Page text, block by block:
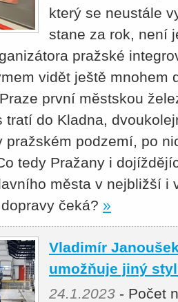
který se neustále
stane za rok, není
pražské
vidět ještě mnohem
první městskou
tratí do Kladna,
pražském podzemí, po
tedy Pražany i
města v nejbližší i
čeká? »
Vladimír
umožňuje jiný
24.1.2023 - Počet